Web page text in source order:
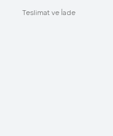
Teslimat ve İade